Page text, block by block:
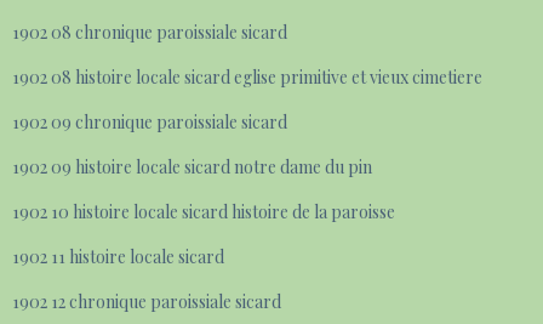
1902 08 chronique paroissiale sicard
1902 08 histoire locale sicard eglise primitive et vieux cimetiere
1902 09 chronique paroissiale sicard
1902 09 histoire locale sicard notre dame du pin
1902 10 histoire locale sicard histoire de la paroisse
1902 11 histoire locale sicard
1902 12 chronique paroissiale sicard